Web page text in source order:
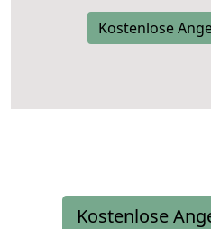
Kostenlose
Kostenlose